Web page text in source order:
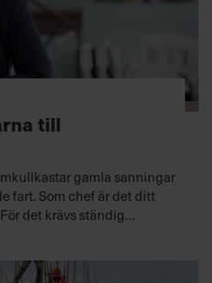
till
gamla sanningar
fart. Som chef är det ditt
det krävs ständig